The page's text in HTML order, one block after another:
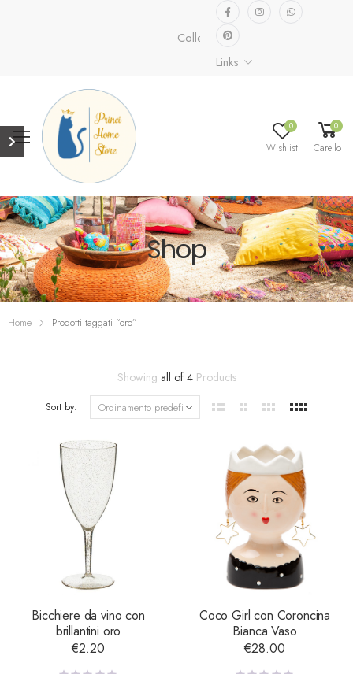
Collezione speciale già disponibile.
Links
0
Wishlist
0
Carello
Shop
Home Prodotti taggati “oro”
Showing all of 4Products
Sort by:
Bicchiere da vino con
brillantini oro
€2.20
Coco Girl con Coroncina
Bianca Vaso
€28.00